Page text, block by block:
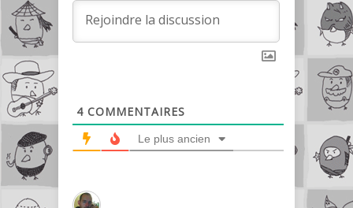
4 COMMENTAIRES
Le plus ancien